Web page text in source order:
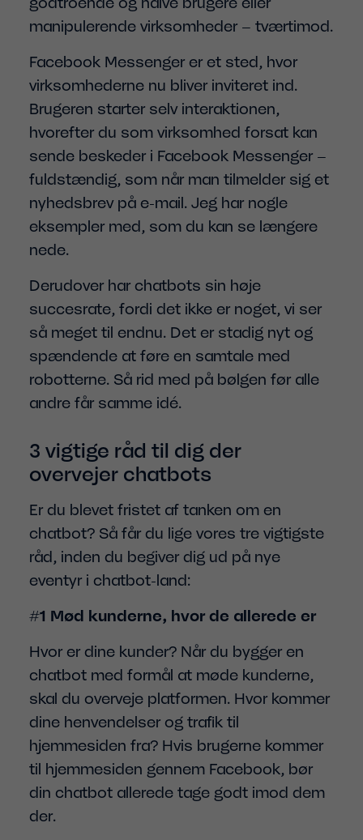
manipulerende virksomheder – tværtimod.
Facebook Messenger er et sted, hvor
virksomhederne nu bliver inviteret ind.
Brugeren starter selv interaktionen,
hvorefter du som virksomhed forsat kan
sende beskeder i Facebook Messenger –
fuldstændig, som når man tilmelder sig et
nyhedsbrev på e-mail. Jeg har nogle
eksempler med, som du kan se længere
nede.
Derudover har chatbots sin høje
succesrate, fordi det ikke er noget, vi ser
så meget til endnu. Det er stadig nyt og
spændende at føre en samtale med
robotterne. Så rid med på bølgen før alle
andre får samme idé.
3 vigtige råd til dig der
overvejer chatbots
Er du blevet fristet af tanken om en
chatbot? Så får du lige vores tre vigtigste
råd, inden du begiver dig ud på nye
eventyr i chatbot-land:
#1 Mød kunderne, hvor de allerede er
Hvor er dine kunder? Når du bygger en
chatbot med formål at møde kunderne,
skal du overveje platformen. Hvor kommer
dine henvendelser og trafik til
hjemmesiden fra? Hvis brugerne kommer
til hjemmesiden gennem Facebook, bør
din chatbot allerede tage godt imod dem
der.